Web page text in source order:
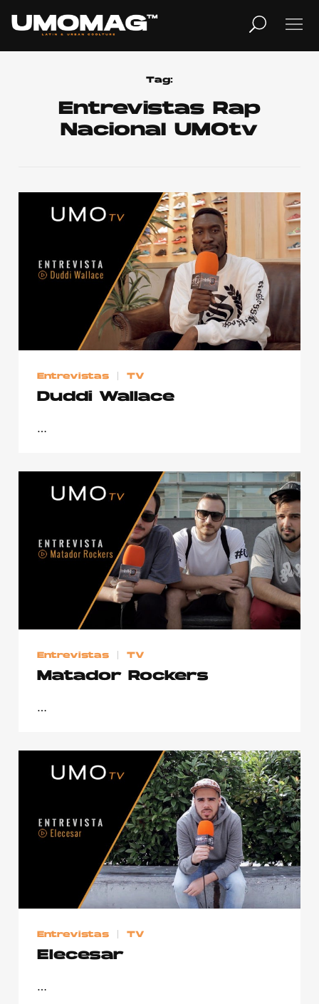
REVISTA TV
Home
Cover Story
Publicidad
© 2015-2022 UMOMAG. PROPIEDAD DE UMO agency. TODOS LOS
Tag:
Entrevistas Rap
Nacional UMOtv
Entrevistas TV
Duddi Wallace
…
Entrevistas TV
Matador Rockers
…
Entrevistas TV
Elecesar
…